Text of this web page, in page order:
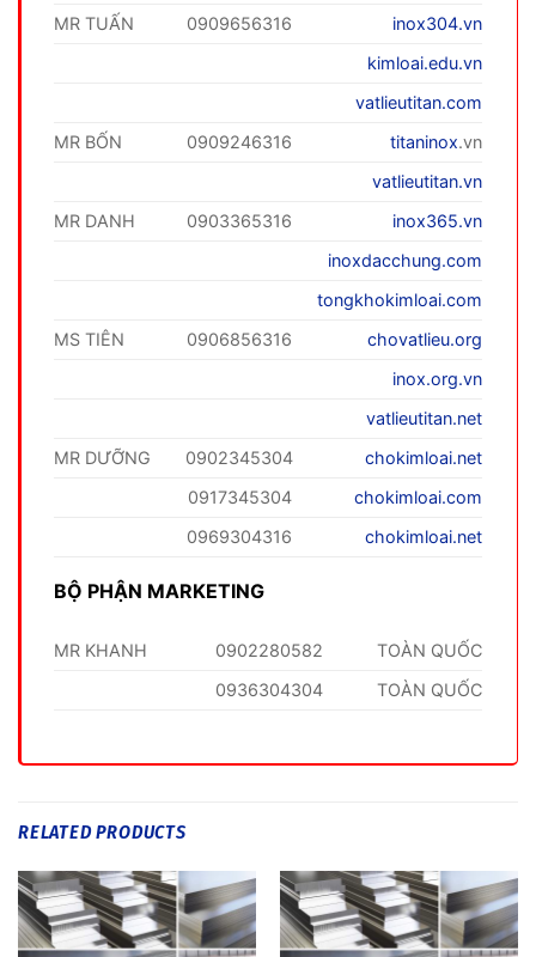
MR TUẤN
0909656316
inox304.vn
kimloai.edu.vn
vatlieutitan.com
MR BỐN
0909246316 titaninox.vn
vatlieutitan.vn
MR DANH
0903365316
inox365.vn
inoxdacchung.com
tongkhokimloai.com
MS TIÊN
0906856316
chovatlieu.org
inox.org.vn
vatlieutitan.net
MR DƯỠNG
0902345304
chokimloai.net
0917345304
chokimloai.com
0969304316
chokimloai.net
BỘ PHẬN MARKETING
MR KHANH 0902280582
TOÀN QUỐC
0936304304
TOÀN QUỐC
RELATED PRODUCTS